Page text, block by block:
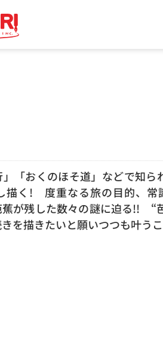
」「おくのほそ道」などで知
描く! 度重なる旅の目的、常
が残した数々の謎に迫る!! “
を描きたいと願いつつも叶う